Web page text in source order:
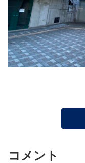
コメント